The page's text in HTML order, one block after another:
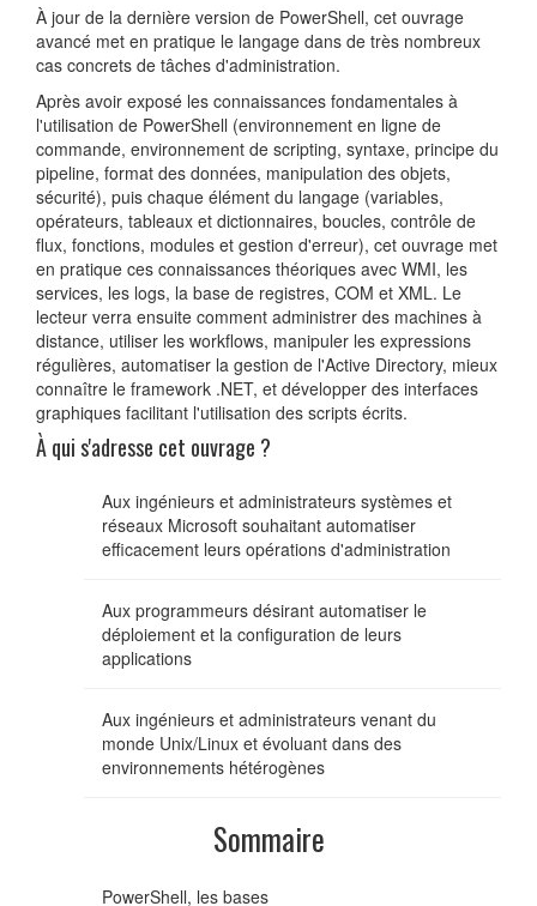
À jour de la dernière version de PowerShell, cet ouvrage
avancé met en pratique le langage dans de très nombreux
cas concrets de tâches d'administration.
Après avoir exposé les connaissances fondamentales à
l'utilisation de PowerShell (environnement en ligne de
commande, environnement de scripting, syntaxe, principe du
pipeline, format des données, manipulation des objets,
sécurité), puis chaque élément du langage (variables,
opérateurs, tableaux et dictionnaires, boucles, contrôle de
flux, fonctions, modules et gestion d'erreur), cet ouvrage met
en pratique ces connaissances théoriques avec WMI, les
services, les logs, la base de registres, COM et XML. Le
lecteur verra ensuite comment administrer des machines à
distance, utiliser les workflows, manipuler les expressions
régulières, automatiser la gestion de l'Active Directory, mieux
connaître le framework .NET, et développer des interfaces
graphiques facilitant l'utilisation des scripts écrits.
À qui s'adresse cet ouvrage ?
Aux ingénieurs et administrateurs systèmes et
réseaux Microsoft souhaitant automatiser
efficacement leurs opérations d'administration
Aux programmeurs désirant automatiser le
déploiement et la configuration de leurs
applications
Aux ingénieurs et administrateurs venant du
monde Unix/Linux et évoluant dans des
environnements hétérogènes
Sommaire
PowerShell, les bases